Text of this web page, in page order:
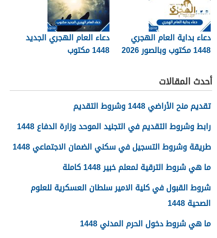
دعاء بداية العام الهجري
1448 مكتوب وبالصور 2026
دعاء العام الهجري الجديد
1448 مكتوب
أحدث المقالات
تقديم منح الأراضي 1448 وشروط التقديم
رابط وشروط التقديم في التجنيد الموحد وزارة الدفاع 1448
طريقة وشروط التسجيل في سكني الضمان الاجتماعي 1448
ما هي شروط الترقية لمعلم خبير 1448 كاملة
شروط القبول في كلية الامير سلطان العسكرية للعلوم
الصحية 1448
ما هي شروط دخول الحرم المدني 1448